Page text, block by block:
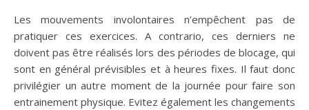
Les mouvements involontaires n’empêchent pas de
pratiquer ces exercices. A contrario, ces derniers ne
doivent pas être réalisés lors des périodes de blocage, qui
sont en général prévisibles et à heures fixes. Il faut donc
privilégier un autre moment de la journée pour faire son
entrainement physique. Evitez également les changements